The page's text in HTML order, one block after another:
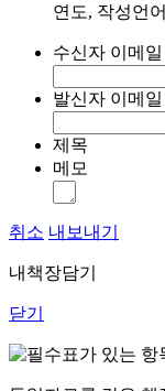
연도, 작성언
수신자 이메일
발신자 이메일
제목
메모
취소 내보내기
내책장담기
닫기
표가 있는 항